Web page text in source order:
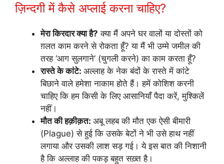
ज़िन्दगी में कैसे अप्लाई करना चाहिए?
मेरा किरदार क्या है? क्या मैं अपने घर वालों या दोस्तों को
ग़लत काम करने से रोकता हूँ? या मैं भी उम्मे जमील की
तरह ‘आग सुलगाने’ (चुगली करने) का काम करता हूँ?
रास्ते के कांटे: अल्लाह के नेक बंदों के रास्ते में कांटे
बिछाने वाले हमेशा नाकाम होते हैं। हमें कोशिश करनी
चाहिए कि हम किसी के लिए आसानियाँ पैदा करें, मुश्किलें
नहीं।
मौत की हक़ीक़त: अबू लहब की मौत एक ऐसी बीमारी
(Plague) से हुई कि उसके बेटों ने भी उसे हाथ नहीं
लगाया और उसकी लाश सड़ गई। ये इस बात की निशानी
है कि अल्लाह की पकड़ बहुत सख़्त है।